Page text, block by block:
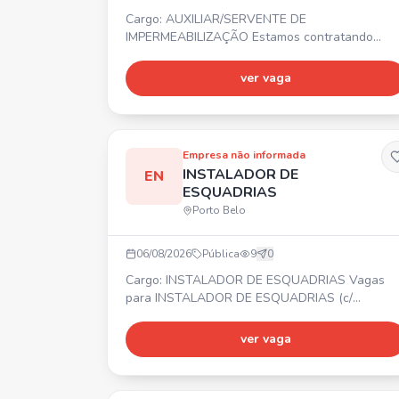
Cargo: AUXILIAR/SERVENTE DE
IMPERMEABILIZAÇÃO Estamos contratando
Horário comercial. 💰 Salário compatível com a
função. 🎁 Benefícios.
ver vaga
EN
Empresa não informada
INSTALADOR DE
ESQUADRIAS
Porto Belo
06/08/2026 Pública 9 0
Cargo: INSTALADOR DE ESQUADRIAS Vagas
para INSTALADOR DE ESQUADRIAS (c/
ALUMÍNIO (c/ experiência), AUXILIAR DE
INSTALADOR e SOLDADOR. 📍 PORTO BELO ⏰
ver vaga